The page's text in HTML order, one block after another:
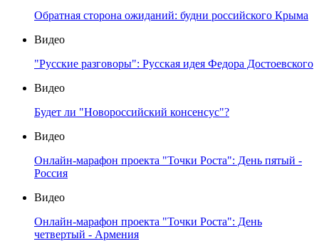
Обратная сторона ожиданий: будни российского Крыма
Видео
"Русские разговоры": Русская идея Федора Достоевского
Видео
Будет ли "Новороссийский консенсус"?
Видео
Онлайн-марафон проекта "Точки Роста": День пятый -
Россия
Видео
Онлайн-марафон проекта "Точки Роста": День
четвертый - Армения